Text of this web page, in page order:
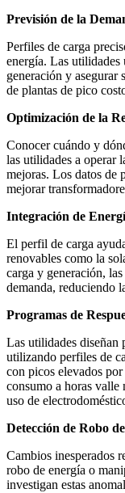
Previsión de la
Perfiles de carga
energía. Las utilidades
generación y asegurar
de plantas de pico
Optimización de la
Conocer cuándo y
las utilidades a operar
mejoras. Los datos de
mejorar
Integración de
El perfil de carga
renovables como la
carga y generación,
demanda, reduciendo
Programas de
Las utilidades diseñan
utilizando perfiles de
con picos elevados
consumo a horas valle
uso de
Detección de Robo
Cambios inesperados
robo de energía o
investigan estas